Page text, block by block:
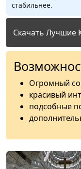
стабильнее.
Скачать Лучшие
Огромный
красивый
подсобные